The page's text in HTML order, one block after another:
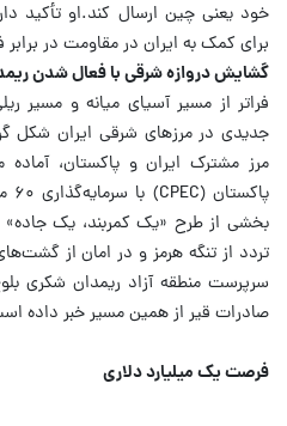
خود یعنی چین ارسال کند.او تأکید
برای کمک به ایران در مقاومت در
گشایش دروازه شرقی با فعال شدن
فراتر از مسیر آسیای میانه و مسیر
جدیدی در مرزهای شرقی ایران شکل
مرز مشترک ایران و پاکستان، آماده
پاکستان (CPEC) با سرمایه‌گذاری ۶۰ میلیارد دلاری است.
تردد از تنگه هرمز و در امان از
سرپرست منطقه آزاد ریمدان شکری
صادرات قیر از همین مسیر خبر داده
فرصت یک میلیارد دلاری